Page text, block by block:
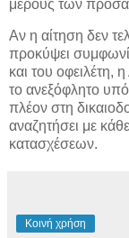
μέρους των
Αν η αίτηση δεν
προκύψει
και του οφειλέτη,
το ανεξόφλητο
πλέον στη
αναζητήσει με
κατασχέσεων.
Κοινή χρήση